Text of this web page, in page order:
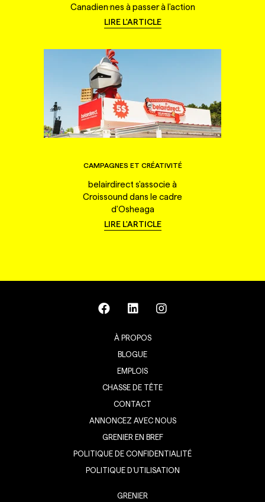
Canadien·nes à passer à l'action
LIRE L'ARTICLE
CAMPAGNES ET CRÉATIVITÉ
belairdirect s'associe à
Croissound dans le cadre
d'Osheaga
LIRE L'ARTICLE
À PROPOS
BLOGUE
EMPLOIS
CHASSE DE TÊTE
CONTACT
ANNONCEZ AVEC NOUS
GRENIER EN BREF
POLITIQUE DE CONFIDENTIALITÉ
POLITIQUE D’UTILISATION
GRENIER